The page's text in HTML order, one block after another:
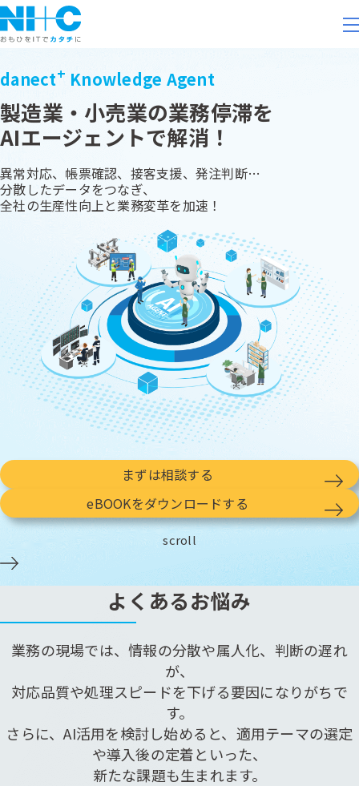
danect+ Knowledge Agent
製造業・小売業の業務停滞を
AIエージェントで解消！
異常対応、帳票確認、接客支援、発注判断…
分散したデータをつなぎ、
全社の生産性向上と業務変革を加速！
まずは相談する
eBOOKをダウンロードする
scroll
よくあるお悩み
業務の現場では、情報の分散や属人化、判断の遅れ
が、
対応品質や処理スピードを下げる要因になりがちで
す。
さらに、AI活用を検討し始めると、適用テーマの選定
や導入後の定着といった、
新たな課題も生まれます。